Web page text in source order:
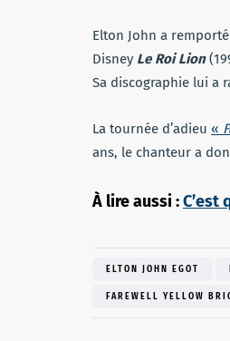
Elton John a remporté
Disney Le Roi Lion
Sa discographie lui a
La tournée d’adieu «
ans, le chanteur a
À lire aussi :C’est
ELTON JOHN EGOT
FAREWELL YELLOW